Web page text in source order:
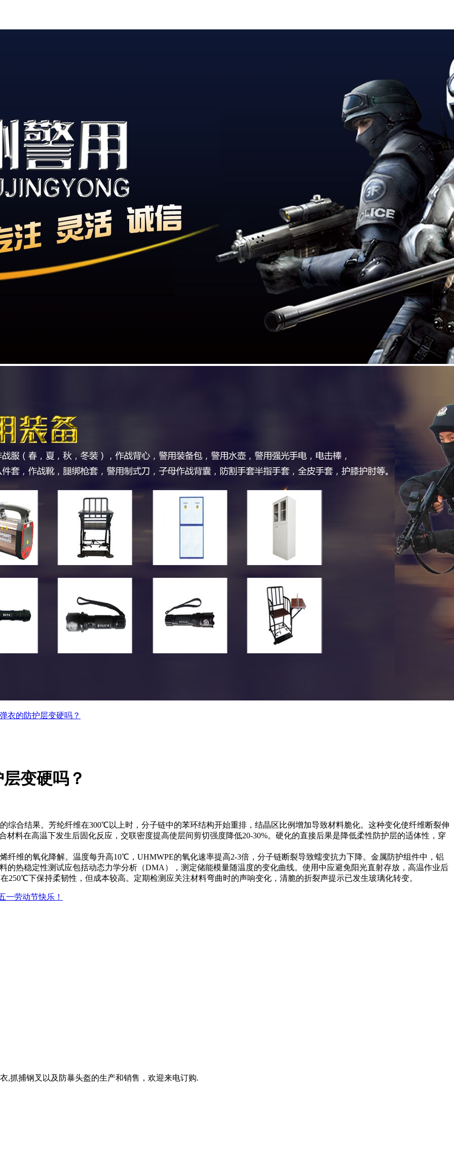
衣的防护层变硬吗？
变硬吗？
合结果。芳纶纤维在300℃以上时，分子链中的苯环结构开始重排，结晶区比例增加导致材料脆化。这种变化使纤维断裂伸
材料在高温下发生后固化反应，交联密度提高使层间剪切强度降低20-30%。硬化的直接后果是降低柔性防护层的适体性，穿
维的氧化降解。温度每升高10℃，UHMWPE的氧化速率提高2-3倍，分子链断裂导致蠕变抗力下降。金属防护组件中，铝
热稳定性测试应包括动态力学分析（DMA），测定储能模量随温度的变化曲线。使用中应避免阳光直射存放，高温作业后
250℃下保持柔韧性，但成本较高。定期检测应关注材料弯曲时的声响变化，清脆的折裂声提示已发生玻璃化转变。
一劳动节快乐！
,抓捕钢叉以及防暴头盔的生产和销售，欢迎来电订购.